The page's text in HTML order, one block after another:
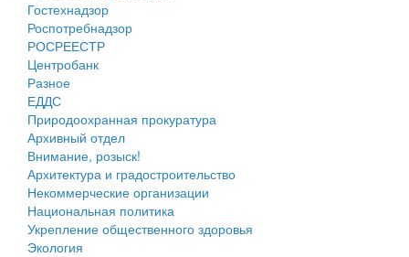
Собрание депутатов
Городское поселение
Сельские поселения
Гостехнадзор
Роспотребнадзор
РОСРЕЕСТР
Центробанк
Разное
ЕДДС
Природоохранная прокуратура
Архивный отдел
Внимание, розыск!
Архитектура и градостроительство
Некоммерческие организации
Национальная политика
Укрепление общественного здоровья
Экология